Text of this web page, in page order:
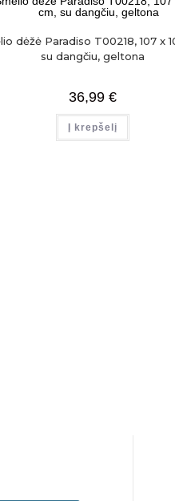
dėžė Paradiso T00218, 107 x
su dangčiu, geltona
36,99 €
Į krepšelį